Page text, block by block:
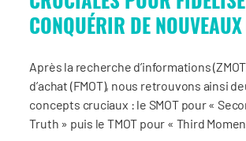
CONQUÉRIR DE
Après la recherche d’informations
d’achat (FMOT), nous retrouvons ainsi
concepts cruciaux : le SMOT pour «
Truth » puis le TMOT pour « Third